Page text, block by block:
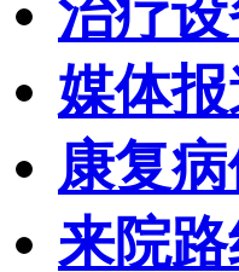
治疗
媒体
康复病
来院